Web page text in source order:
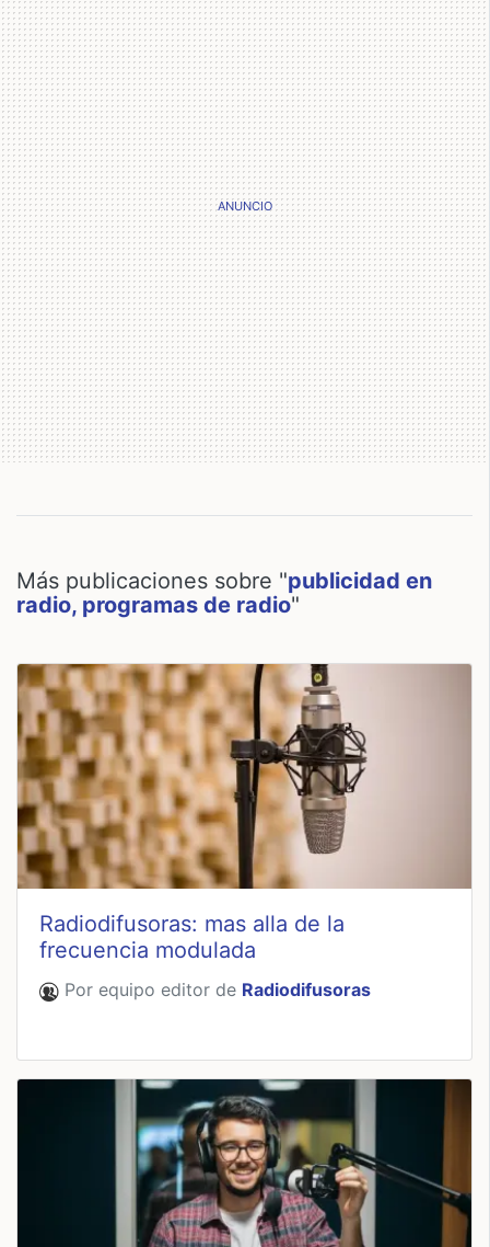
Más publicaciones sobre "publicidad en
radio, programas de radio"
Radiodifusoras: mas alla de la
frecuencia modulada
Por equipo editor de Radiodifusoras